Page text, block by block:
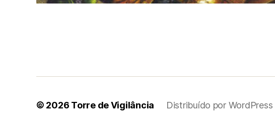
© 2026 Torre de Vigilância Distribuído por WordPress